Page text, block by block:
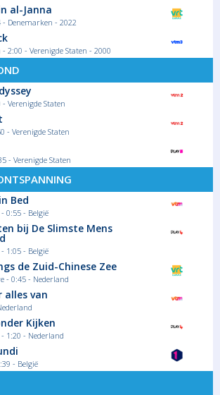
00:10
Oogappels
Seizoen 6 aflevering
Erik, Gwen, Claire en Chris strooien de as
van...
Serie/Feuilleton Drama
01:15
Seizoen 8 aflevering
Ontspanning
al-Janna
Denemarken - 2022
- 2:00 - Verenigde Staten - 2000
Verenigde Staten
- Verenigde Staten
- Verenigde Staten
Bed
0:55 - België
bij De Slimste Mens
1:05 - België
de Zuid-Chinese Zee
- 0:45 - Nederland
alles van
Kijken
1:20 - Nederland
- België